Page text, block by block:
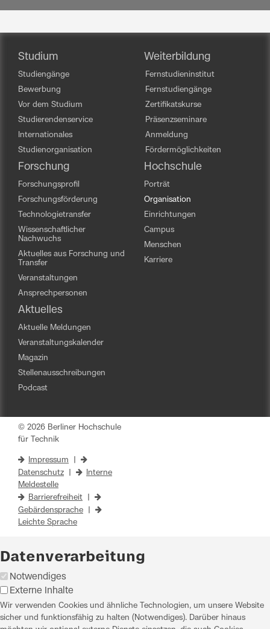
Studium
Studiengänge
Bewerbung
Vor dem Studium
Studierendenservice
Internationales
Studienorganisation
Weiterbildung
Fernstudieninstitut
Fernstudiengänge
Zertifikatskurse
Präsenzseminare
Anmeldung
Fördermöglichkeiten
Forschung
Forschungsprofil
Forschungsförderung
Technologietransfer
Wissenschaftlicher
Nachwuchs
Aktuelles aus Forschung und
Transfer
Veranstaltungen
Ansprechpersonen
Hochschule
Porträt
Organisation
Einrichtungen
Campus
Menschen
Karriere
Aktuelles
Aktuelle Meldungen
Veranstaltungskalender
Magazin
Stellenausschreibungen
Podcast
© 2026 Berliner Hochschule
für Technik
Impressum
Datenschutz
Interne
Meldestelle
Barrierefreiheit
Gebärdensprache
Leichte Sprache
Datenverarbeitung
Notwendiges
Externe Inhalte
Wir verwenden Cookies und ähnliche Technologien, um unsere Website
sicher und funktionsfähig zu halten (Notwendiges). Darüber hinaus